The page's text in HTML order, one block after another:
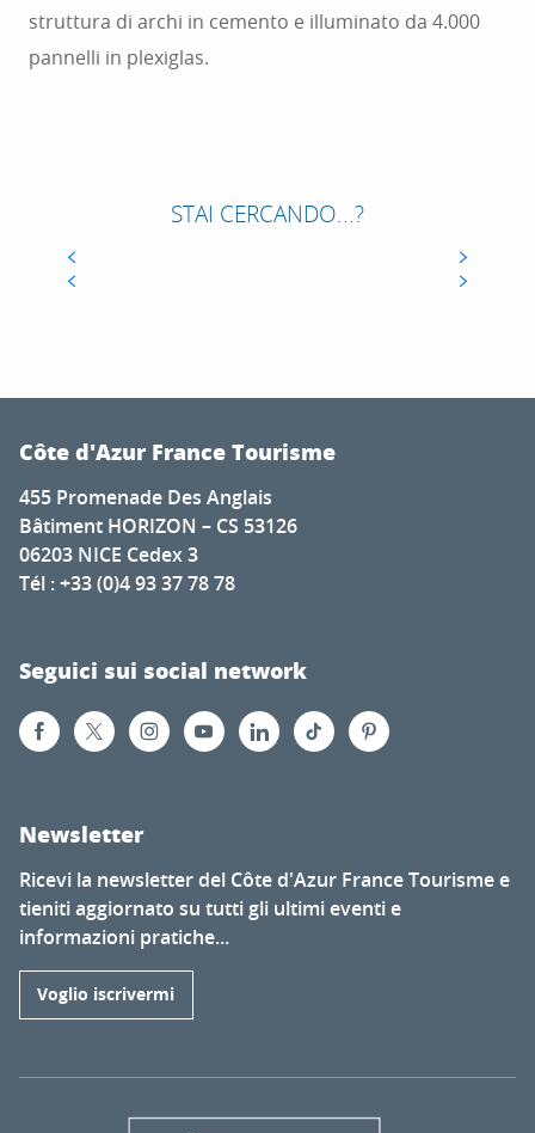
struttura di archi in cemento e illuminato da 4.000
pannelli in plexiglas.
STAI CERCANDO...?
dell’inverno. È diventata una destinazione per
tutte e quattro le stagioni, che offre sempre
Côte d'Azur France Tourisme
455 Promenade Des Anglais
Bâtiment HORIZON – CS 53126
06203 NICE Cedex 3
Tél : +33 (0)4 93 37 78 78
Seguici sui social network
Newsletter
Ricevi la newsletter del Côte d'Azur France Tourisme e
tieniti aggiornato su tutti gli ultimi eventi e
informazioni pratiche...
Voglio iscrivermi